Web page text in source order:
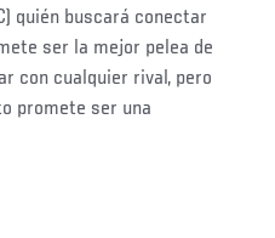
quién buscará conectar
ser la mejor pelea de
con cualquier rival, pero
promete ser una